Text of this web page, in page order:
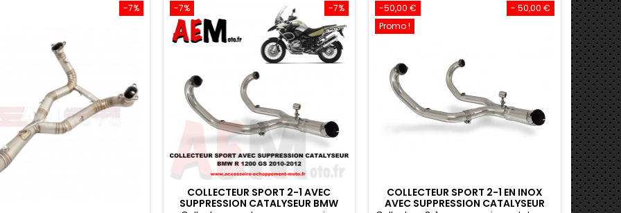
-7% -7%
-7%
COLLECTEUR SPORT 2-1 AVEC
SUPPRESSION CATALYSEUR BMW
- 50,00 €
-50,00 €
Promo !
COLLECTEUR SPORT 2-1 EN INOX
AVEC SUPPRESSION CATALYSEUR